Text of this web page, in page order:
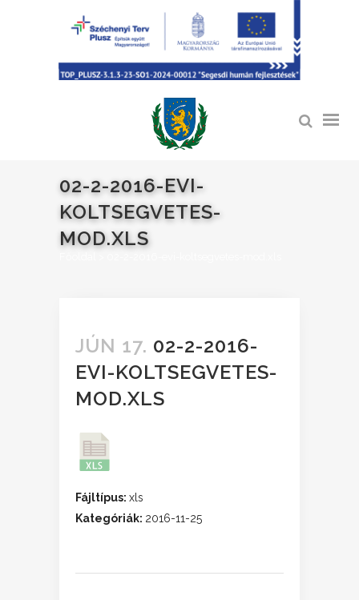
02-2-2016-EVI-
KOLTSEGVETES-
MOD.XLS
JÚN 17. 02-2-2016-
EVI-KOLTSEGVETES-
MOD.XLS
Fájltípus: xls
Kategóriák: 2016-11-25